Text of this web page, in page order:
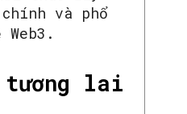
và phổ
tương lai